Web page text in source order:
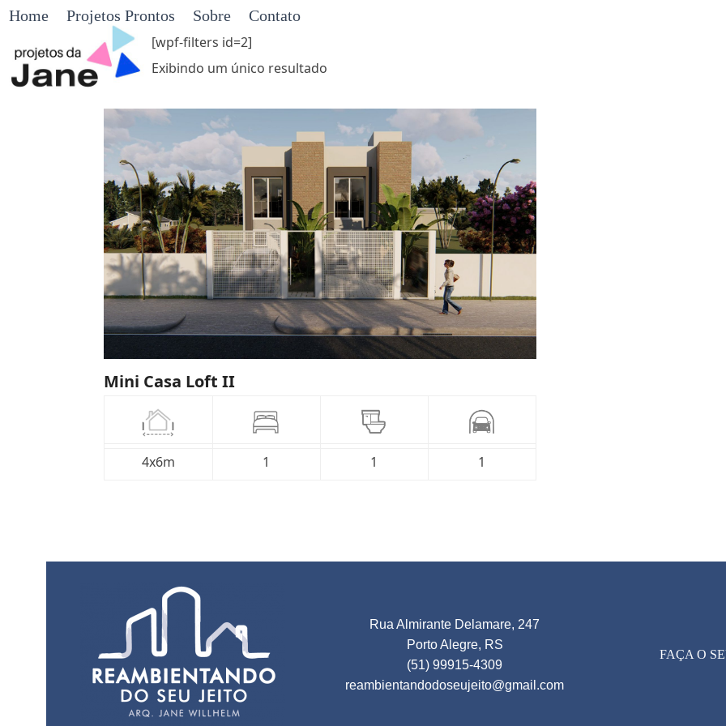
Skip
content
Home Projetos Prontos Sobre
Contato
[wpf-filters id=2]
Exibindo um único resultado
Mini Casa Loft II
4x6m 1 1 1
Rua Almirante Delamare, 247
Porto Alegre, RS
(51) 99915-4309
reambientandodoseujeito@gmail.com
FAÇA O